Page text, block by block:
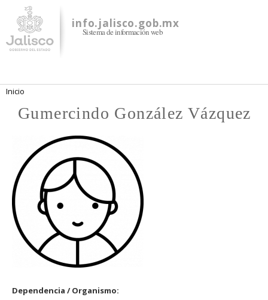
contenido
principal
info.jalisco.gob.mx
Sistema de información web
Se encuentra usted aquí
Inicio
Gumercindo González Vázquez
Dependencia / Organismo: